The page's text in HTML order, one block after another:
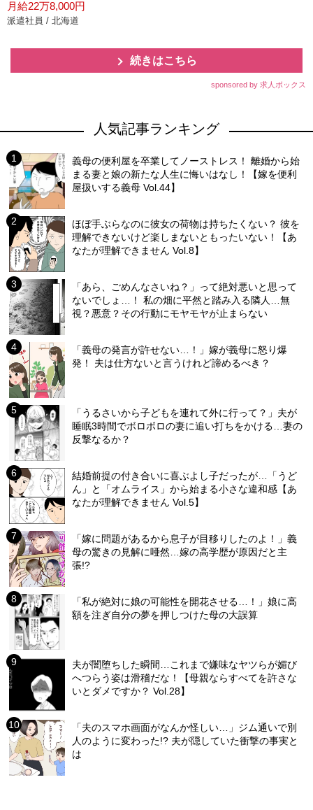
月給22万8,000円
派遣社員 / 北海道
続きはこちら
sponsored by 求人ボックス
人気記事ランキング
義母の便利屋を卒業してノーストレス！ 離婚から始
まる妻と娘の新たな人生に悔いはなし！【嫁を便利
屋扱いする義母 Vol.44】
ほぼ手ぶらなのに彼女の荷物は持ちたくない？ 彼を
理解できないけど楽しまないともったいない！【あ
なたが理解できません Vol.8】
「あら、ごめんなさいね？」って絶対悪いと思って
ないでしょ…！ 私の畑に平然と踏み入る隣人…無
視？悪意？その行動にモヤモヤが止まらない
「義母の発言が許せない…！」嫁が義母に怒り爆
発！ 夫は仕方ないと言うけれど諦めるべき？
「うるさいから子どもを連れて外に行って？」夫が
睡眠3時間でボロボロの妻に追い打ちをかける…妻の
反撃なるか？
結婚前提の付き合いに喜ぶよし子だったが…「うど
ん」と「オムライス」から始まる小さな違和感【あ
なたが理解できません Vol.5】
「嫁に問題があるから息子が目移りしたのよ！」義
母の驚きの見解に唖然…嫁の高学歴が原因だと主
張!?
「私が絶対に娘の可能性を開花させる…！」娘に高
額を注ぎ自分の夢を押しつけた母の大誤算
夫が闇堕ちした瞬間…これまで嫌味なヤツらが媚び
へつらう姿は滑稽だな！【母親ならすべてを許さな
いとダメですか？ Vol.28】
「夫のスマホ画面がなんか怪しい…」ジム通いで別
人のように変わった!? 夫が隠していた衝撃の事実と
は